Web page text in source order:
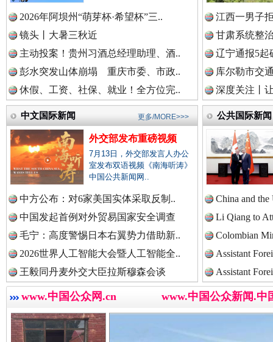
中国法制新闻网.
中国法治新闻网.
中国法院新闻网.
中国检察新闻网.
中国医药新闻网.
中国企业新闻网.
巳巳如意，开工大吉！ 三轮上
“后车司机肯定在骂我” 全民健
2026年阿坝州“萌芽杯·希望杯”三..
镜头丨大暑三秋近
主动投案！贵州习酒总经理助理、酒..
彭水突发山体崩塌 重庆市委、市政..
休假、工资、社保、就业！全方位完..
江西一男子
甘肃系统整
辽宁通报5起
库尔勒市交
深度关注丨
中文国际新闻
外交部发布重磅视频
7月13日，外交部发言人办公
室发布双语视频《南海听涛》
中国公共新闻网..
中方公布：对6家美国实体采取反制..
中国发起首例对外贸易国家安全调查
毛宁：高度警惕日本右翼势力借助新..
2026世界人工智能大会暨人工智能全..
王毅同丹麦外交大臣拉斯穆森会谈
更多/MORE>>> 公共国际新闻
China and
Li Qiang to
Colombian
Assistant
Assistant
www.中国公众网.cn www.中国公众新闻.中